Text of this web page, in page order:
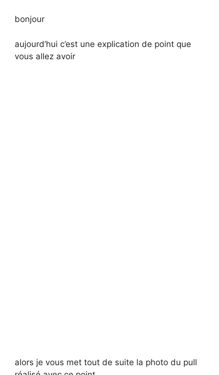
bonjour
aujourd’hui c’est une explication de point que
vous allez avoir
alors je vous met tout de suite la photo du pull